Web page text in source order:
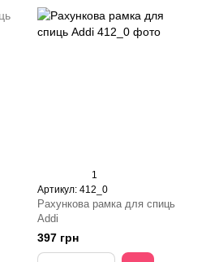
1
Артикул: 412_0
Рахункова рамка для спиць
Addi
397 грн